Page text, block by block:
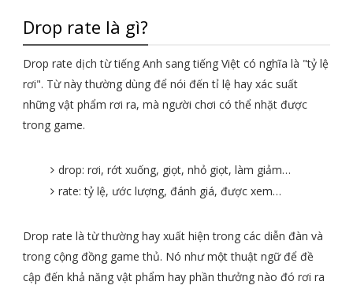
Drop rate là gì?
Drop rate dịch từ tiếng Anh sang tiếng Việt có nghĩa là "tỷ lệ
rơi". Từ này thường dùng để nói đến tỉ lệ hay xác suất
những vật phẩm rơi ra, mà người chơi có thể nhặt được
trong game.
drop: rơi, rớt xuống, giọt, nhỏ giọt, làm giảm…
rate: tỷ lệ, ước lượng, đánh giá, được xem…
Drop rate là từ thường hay xuất hiện trong các diễn đàn và
trong cộng đồng game thủ. Nó như một thuật ngữ để đề
cập đến khả năng vật phẩm hay phần thưởng nào đó rơi ra